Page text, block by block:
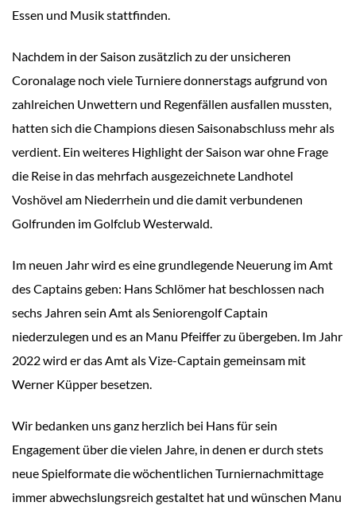
Essen und Musik stattfinden.
Nachdem in der Saison zusätzlich zu der unsicheren
Coronalage noch viele Turniere donnerstags aufgrund von
zahlreichen Unwettern und Regenfällen ausfallen mussten,
hatten sich die Champions diesen Saisonabschluss mehr als
verdient. Ein weiteres Highlight der Saison war ohne Frage
die Reise in das mehrfach ausgezeichnete Landhotel
Voshövel am Niederrhein und die damit verbundenen
Golfrunden im Golfclub Westerwald.
Im neuen Jahr wird es eine grundlegende Neuerung im Amt
des Captains geben: Hans Schlömer hat beschlossen nach
sechs Jahren sein Amt als Seniorengolf Captain
niederzulegen und es an Manu Pfeiffer zu übergeben. Im Jahr
2022 wird er das Amt als Vize-Captain gemeinsam mit
Werner Küpper besetzen.
Wir bedanken uns ganz herzlich bei Hans für sein
Engagement über die vielen Jahre, in denen er durch stets
neue Spielformate die wöchentlichen Turniernachmittage
immer abwechslungsreich gestaltet hat und wünschen Manu